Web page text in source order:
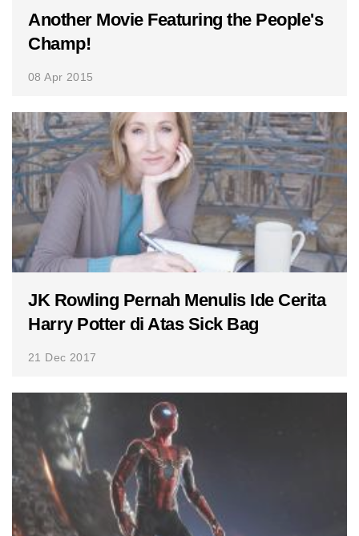
Another Movie Featuring the People's
Champ!
08 Apr 2015
JK Rowling Pernah Menulis Ide Cerita
Harry Potter di Atas Sick Bag
21 Dec 2017